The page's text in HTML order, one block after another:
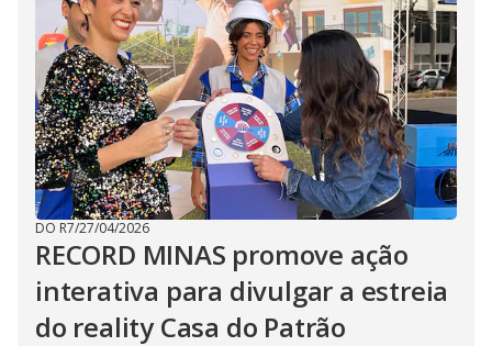
DO R7/27/04/2026
RECORD MINAS promove ação
interativa para divulgar a estreia
do reality Casa do Patrão